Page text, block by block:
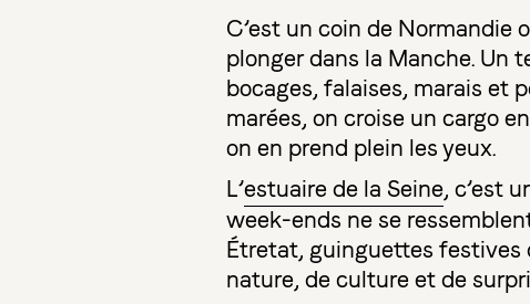
C’est un coin de Normandie
plonger dans la Manche. Un
bocages, falaises, marais et
marées, on croise un cargo
on en prend plein les yeux.
L’estuaire de la Seine, c’est
week-ends ne se
Étretat, guinguettes festives
nature, de culture et de